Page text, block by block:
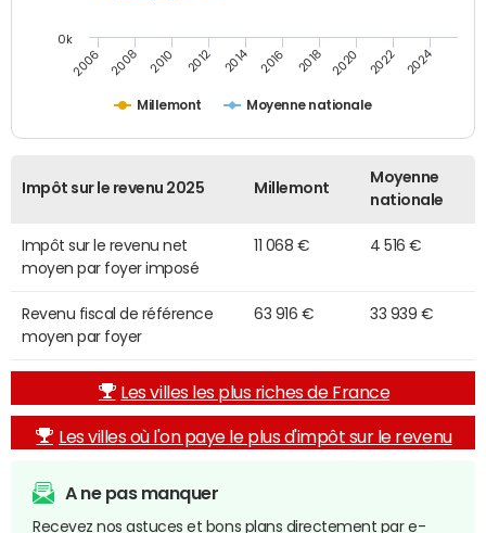
Millemont Moyenne nationale
2006 2008 2010 2012 2014 2016 2018 2020 2022 2024
0k
Impôt sur le revenu 2025 Millemont
Moyenne
nationale
Impôt sur le revenu net
moyen par foyer imposé
11 068 € 4 516 €
Revenu fiscal de référence
moyen par foyer
63 916 € 33 939 €
Les villes les plus riches de France
Les villes où l'on paye le plus d'impôt sur le revenu
A ne pas manquer
Recevez nos astuces et bons plans directement par e-